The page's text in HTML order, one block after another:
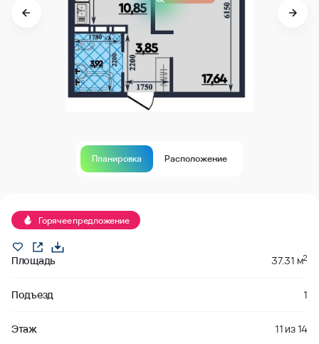
Планировка Расположение
Горячее предложение
Площадь 37.31 м2
Подъезд 1
Этаж 11 из14